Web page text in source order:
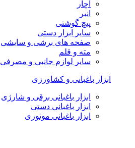
آچار
انبر
پیچ گوشتی
سایر ابزار دستی
صفحه های برشی و سایشی
مته و قلم
سایر لوازم جانبی و مصرفی
ابزار باغبانی و کشاورزی
ابزار باغبانی برقی و شارژی
ابزار باغبانی دستی
ابزار باغبانی موتوری